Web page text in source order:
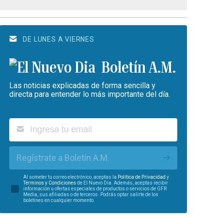
DE LUNES A VIERNES
Boletín A.M.
Las noticias explicadas de forma sencilla y
directa para entender lo más importante del día.
Regístrate a Boletín A.M.
Al someter tu correo electrónico, aceptas la Política de Privacidad y
Términos y Condiciones de El Nuevo Día. Además, aceptas recibir
información u ofertas especiales de productos o servicios de GFR
Media, sus afiliadas o de terceros. Podrás optar salirte de los
boletines en cualquier momento.